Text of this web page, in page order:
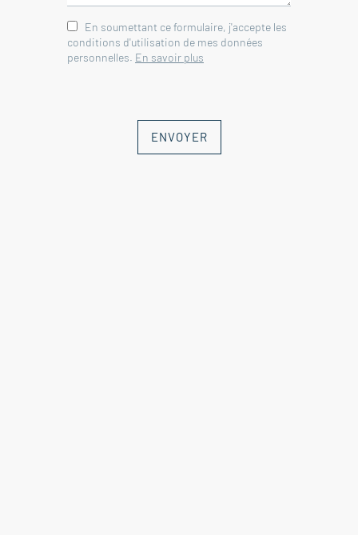
En soumettant ce formulaire, j'accepte les
conditions d'utilisation de mes données
personnelles. En savoir plus
ENVOYER